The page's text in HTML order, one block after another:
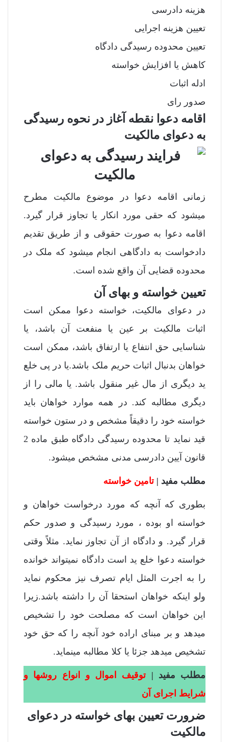
هزینه دادرسی
تعیین هزینه اجرایی
تعیین محدوده رسیدگی دادگاه
کاهش یا افزایش خواسته
ادله اثبات
صدور رای
اقامه دعوا نقطه آغاز در نحوه رسیدگی
به دعوای مالکیت
زمانی اقامه دعوا در موضوع مالکیت مطرح
میشود که حقی مورد انکار یا تجاوز قرار گیرد.
اقامه دعوا به صورت حقوقی و از طریق تقدیم
دادخواست به دادگاهی انجام میشود که ملک در
محدوده قضایی آن واقع شده است.
تعیین خواسته و بهای آن
در دعوای مالکیت، خواسته دعوا ممکن است
اثبات مالکیت بر عین یا منفعت آن باشد، یا
شناسایی حق انتفاع یا ارتفاق باشد، ممکن است
خواهان بدنبال اثبات حریم ملک باشد.یا در پی خلع
ید دیگری از مال غیر منقول باشد. یا مالی را از
دیگری مطالبه کند. در همه موارد خواهان باید
خواسته خود را دقیقاً مشخص و در ستون خواسته
قید نماید تا محدوده رسیدگی دادگاه طبق ماده 2
قانون آیین دادرسی مدنی مشخص میشود.
مطلب مفید |تامین خواسته
بطوری که آنچه که مورد درخواست خواهان و
خواسته او بوده ، مورد رسیدگی و صدور حکم
قرار گیرد. و دادگاه از آن تجاوز نماید. مثلاً وقتی
خواسته دعوا خلع ید است دادگاه نمیتواند خوانده
را به اجرت المثل ایام تصرف نیز محکوم نماید
ولو اینکه خواهان استحقا آن را داشته باشد.زیرا
این خواهان است که مصلحت خود را تشخیص
میدهد و بر مبنای اراده خود آنچه را که حق خود
تشخیص میدهد جزئا یا کلا مطالبه مینماید.
مطلب مفید |توقیف اموال و انواع روشها و
شرایط اجرای آن
ضرورت تعیین بهای خواسته در دعوای
مالکیت